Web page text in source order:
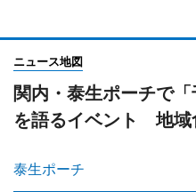
ニュース地図
関内・泰生ポーチで
を語るイベント 地域
泰生ポーチ